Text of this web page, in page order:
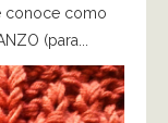
conoce como
(para...